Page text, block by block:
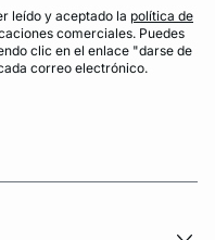
leído y aceptado la política de
comerciales. Puedes
clic en el enlace "darse de
correo electrónico.